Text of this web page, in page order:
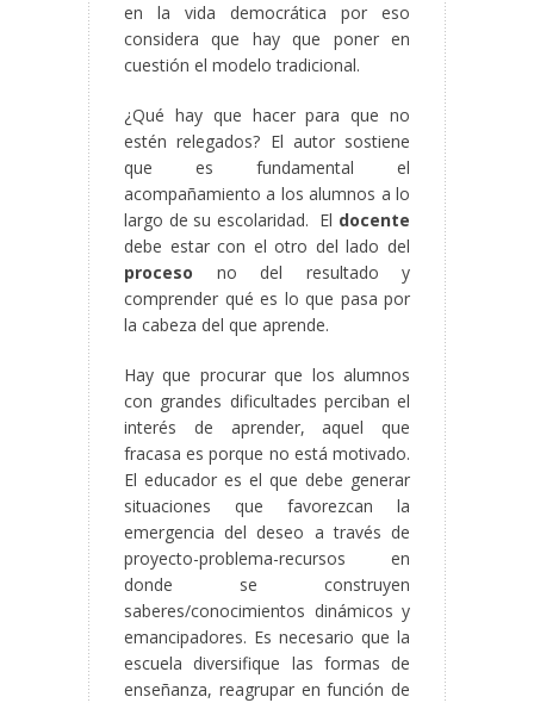
en la vida democrática por eso
considera que hay que poner en
cuestión el modelo tradicional.
¿Qué hay que hacer para que no
estén relegados? El autor sostiene
que es fundamental el
acompañamiento a los alumnos a lo
largo de su escolaridad. El docente
debe estar con el otro del lado del
proceso no del resultado y
comprender qué es lo que pasa por
la cabeza del que aprende.
Hay que procurar que los alumnos
con grandes dificultades perciban el
interés de aprender, aquel que
fracasa es porque no está motivado.
El educador es el que debe generar
situaciones que favorezcan la
emergencia del deseo a través de
proyecto-problema-recursos en
donde se construyen
saberes/conocimientos dinámicos y
emancipadores. Es necesario que la
escuela diversifique las formas de
enseñanza, reagrupar en función de